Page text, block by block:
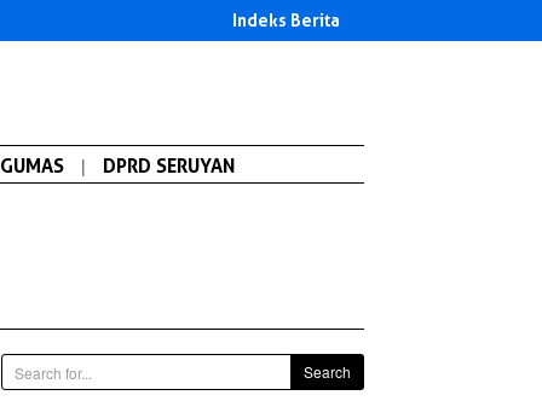
Indeks Berita
GUMAS | DPRD SERUYAN
Search